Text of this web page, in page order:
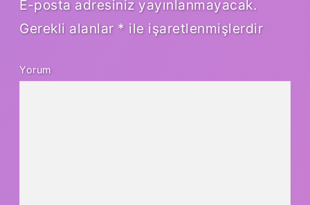
E-posta adresiniz yayınlanmayacak.
Gerekli alanlar * ile işaretlenmişlerdir
Yorum